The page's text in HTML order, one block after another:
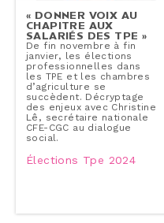
« DONNER VOIX AU
CHAPITRE AUX
SALARIÉS DES TPE »
De fin novembre à fin
janvier, les élections
pro­fes­sion­nelles dans
les TPE et les chambres
d’agri­cul­ture se
succèdent. Dé­cryp­tage
des enjeux avec Christine
Lê, se­cré­taire nationale
CFE-CGC au dialogue
social.
Élections Tpe 2024